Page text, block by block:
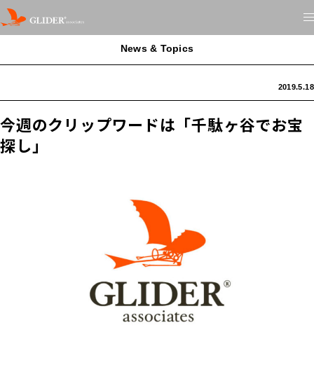
News & Topics
2019.5.18
今週のクリップワードは「千駄ヶ谷でお宝
探し」